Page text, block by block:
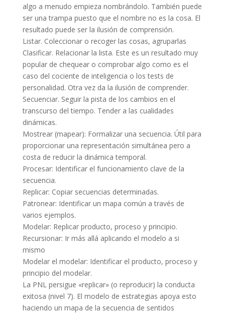
algo a menudo empieza nombrándolo. También puede
ser una trampa puesto que el nombre no es la cosa. El
resultado puede ser la ilusión de comprensión.
Listar. Coleccionar o recoger las cosas, agruparlas
Clasificar. Relacionar la lista. Este es un resultado muy
popular de chequear o comprobar algo como es el
caso del cociente de inteligencia o los tests de
personalidad. Otra vez da la ilusión de comprender.
Secuenciar. Seguir la pista de los cambios en el
transcurso del tiempo. Tender a las cualidades
dinámicas.
Mostrear (mapear): Formalizar una secuencia. Útil para
proporcionar una representación simultánea pero a
costa de reducir la dinámica temporal.
Procesar: Identificar el funcionamiento clave de la
secuencia.
Replicar: Copiar secuencias determinadas.
Patronear: Identificar un mapa común a través de
varios ejemplos.
Modelar: Replicar producto, proceso y principio.
Recursionar: Ir más allá aplicando el modelo a si
mismo
Modelar el modelar: Identificar el producto, proceso y
principio del modelar.
La PNL persigue «replicar» (o reproducir) la conducta
exitosa (nivel 7). El modelo de estrategias apoya esto
haciendo un mapa de la secuencia de sentidos